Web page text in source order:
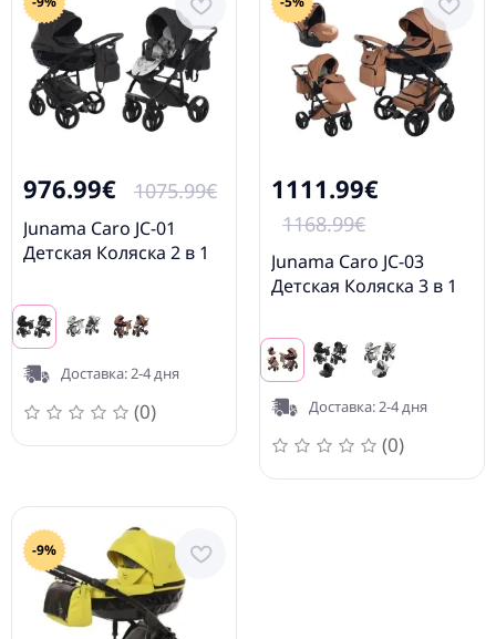
976.99€ 1075.99€
Junama Caro JC-01
Детская Коляска 2 в 1
Доставка: 2-4 дня
(0)
1111.99€
1168.99€
Junama Caro JC-03
Детская Коляска 3 в 1
Доставка: 2-4 дня
(0)
-9%